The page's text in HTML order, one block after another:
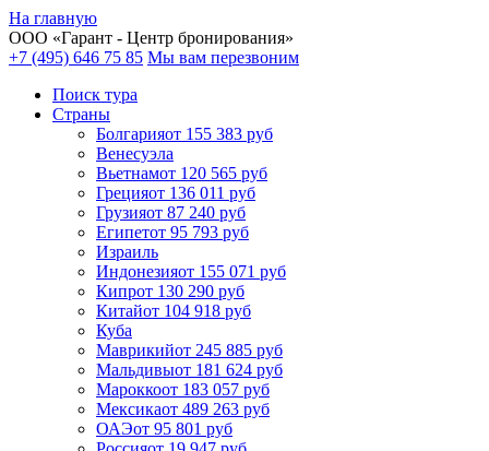
На главную
ООО «Гарант - Центр бронирования»
+7 (495) 646 75 85 Мы вам перезвоним
Поиск тура
Cтраны
Болгарияот 155 383 руб
Венесуэла
Вьетнамот 120 565 руб
Грецияот 136 011 руб
Грузияот 87 240 руб
Египетот 95 793 руб
Израиль
Индонезияот 155 071 руб
Кипрот 130 290 руб
Китайот 104 918 руб
Куба
Маврикийот 245 885 руб
Мальдивыот 181 624 руб
Мароккоот 183 057 руб
Мексикаот 489 263 руб
ОАЭот 95 801 руб